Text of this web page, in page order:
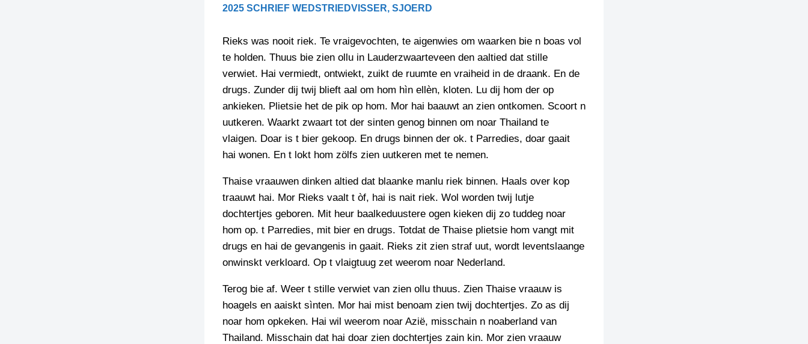
LIMERICKS
SCHRIEFWEDSTRIED
FLYER
INZENDENS
PERSBERICHT
SCHRIEFWEDSTRIED
INZENDENS
JURYRAPPORT
PERSBERICHT
FOTO’S
2026
FLYER
STRIPS
TIEDSCHRIFT
TENEEL
VERHOALEN
LEGENDEN
RECEPTEN
SPREUKEN
VEURDRACHTEN
SCHRIEFREGELS
JOEN
PAZZIPANTEN
2025 SCHRIEF WEDSTRIEDVISSER, SJOERD
Rieks was nooit riek. Te vraigevochten, te aigenwies om waarken bie n boas vol
te holden. Thuus bie zien ollu in Lauderzwaarteveen den aaltied dat stille
verwiet. Hai vermiedt, ontwiekt, zuikt de ruumte en vraiheid in de draank. En de
drugs. Zunder dij twij blieft aal om hom hìn ellèn, kloten. Lu dij hom der op
ankieken. Plietsie het de pik op hom. Mor hai baauwt an zien ontkomen. Scoort n
uutkeren. Waarkt zwaart tot der sinten genog binnen om noar Thailand te
vlaigen. Doar is t bier gekoop. En drugs binnen der ok. t Parredies, doar gaait
hai wonen. En t lokt hom zölfs zien uutkeren met te nemen.
Thaise vraauwen dinken altied dat blaanke manlu riek binnen. Haals over kop
traauwt hai. Mor Rieks vaalt t òf, hai is nait riek. Wol worden twij lutje
dochtertjes geboren. Mit heur baalkeduustere ogen kieken dij zo tuddeg noar
hom op. t Parredies, mit bier en drugs. Totdat de Thaise plietsie hom vangt mit
drugs en hai de gevangenis in gaait. Rieks zit zien straf uut, wordt leventslaange
onwinskt verkloard. Op t vlaigtuug zet weerom noar Nederland.
Terog bie af. Weer t stille verwiet van zien ollu thuus. Zien Thaise vraauw is
hoagels en aaiskt sìnten. Mor hai mist benoam zien twij dochtertjes. Zo as dij
noar hom opkeken. Hai wil weerom noar Azië, misschain n noaberland van
Thailand. Misschain dat hai doar zien dochtertjes zain kin. Mor zien vraauw